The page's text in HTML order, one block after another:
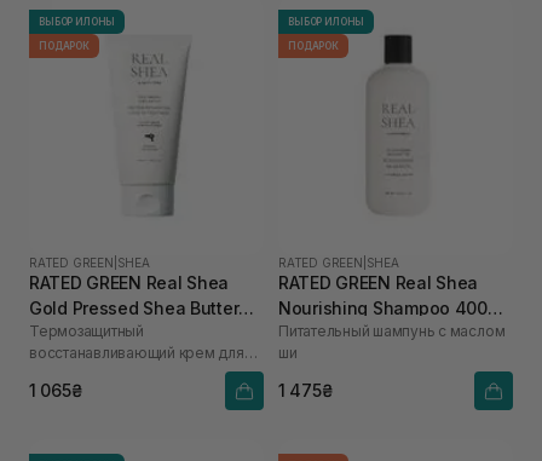
ВЫБОР ИЛОНЫ
ПОДАРОК
RATED GREEN SHEA
RATED GREEN Real Shea
Gold Pressed Shea Butter
Leave-in Treatment 150 мл
Термозащитный
восстанавливающий крем для
1 065₴
ВЫБОР ИЛОНЫ
ПОДАРОК
RATED GREEN SHEA
RATED GREEN Real Shea
Nourishing Shampoo 400
мл
Питательный шампунь с маслом
ши
1 475₴